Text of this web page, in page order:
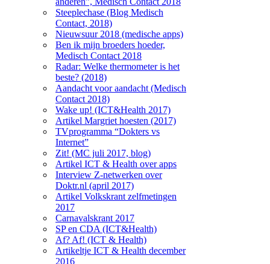
Steeplechase (Blog Medisch
Contact, 2018)
Nieuwsuur 2018 (medische apps)
Ben ik mijn broeders hoeder,
Medisch Contact 2018
Radar: Welke thermometer is het
beste? (2018)
Aandacht voor aandacht (Medisch
Contact 2018)
Wake up! (ICT&Health 2017)
Artikel Margriet hoesten (2017)
TVprogramma “Dokters vs
Internet”
Zit! (MC juli 2017, blog)
Artikel ICT & Health over apps
Interview Z-netwerken over
Doktr.nl (april 2017)
Artikel Volkskrant zelfmetingen
2017
Carnavalskrant 2017
SP en CDA (ICT&Health)
Af? Af! (ICT & Health)
Artikeltje ICT & Health december
2016